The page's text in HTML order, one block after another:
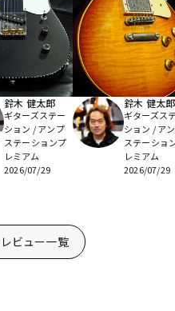
鈴木 健太郎
ギターズステー
ション / アンプ
ステーションプ
レミアム
2026/07/29
鈴木 健太郎
ギターズス
ション / ア
ステーショ
レミアム
2026/07/29
ビュー一覧